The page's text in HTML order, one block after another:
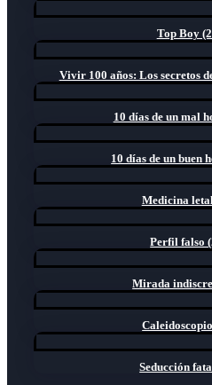
Top Boy
Vivir 100 años: Los secretos
10 días de un mal
10 días de un buen
Medicina
Perfil falso
Mirada
Seducción